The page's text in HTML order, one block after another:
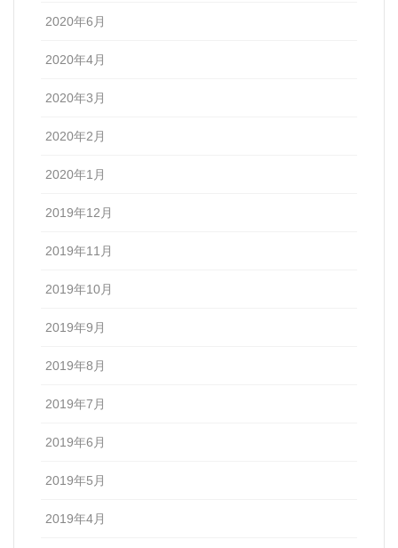
2020年6月
2020年4月
2020年3月
2020年2月
2020年1月
2019年12月
2019年11月
2019年10月
2019年9月
2019年8月
2019年7月
2019年6月
2019年5月
2019年4月